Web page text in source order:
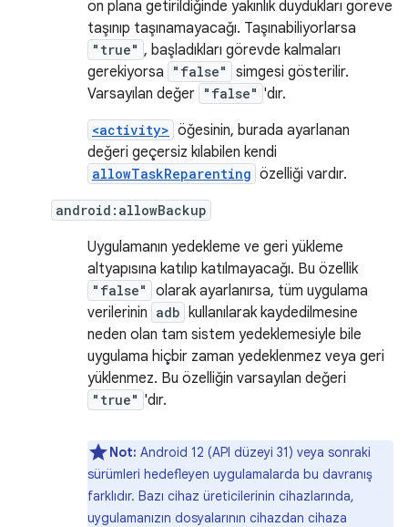
ön plana getirildiğinde yakınlık duydukları göreve
taşınıp taşınamayacağı. Taşınabiliyorlarsa
"true" , başladıkları görevde kalmaları
gerekiyorsa
"false"
simgesi gösterilir.
Varsayılan değer "false" 'dır.
<activity> öğesinin, burada ayarlanan
değeri geçersiz kılabilen kendi
allowTaskReparenting özelliği vardır.
android:allowBackup
Uygulamanın yedekleme ve geri yükleme
altyapısına katılıp katılmayacağı. Bu özellik
"false"
olarak ayarlanırsa, tüm uygulama
verilerinin adb kullanılarak kaydedilmesine
neden olan tam sistem yedeklemesiyle bile
uygulama hiçbir zaman yedeklenmez veya geri
yüklenmez. Bu özelliğin varsayılan değeri
"true" 'dır.
Not: Android 12 (API düzeyi 31) veya sonraki
sürümleri hedefleyen uygulamalarda bu davranış
farklıdır. Bazı cihaz üreticilerinin cihazlarında,
uygulamanızın dosyalarının cihazdan cihaza